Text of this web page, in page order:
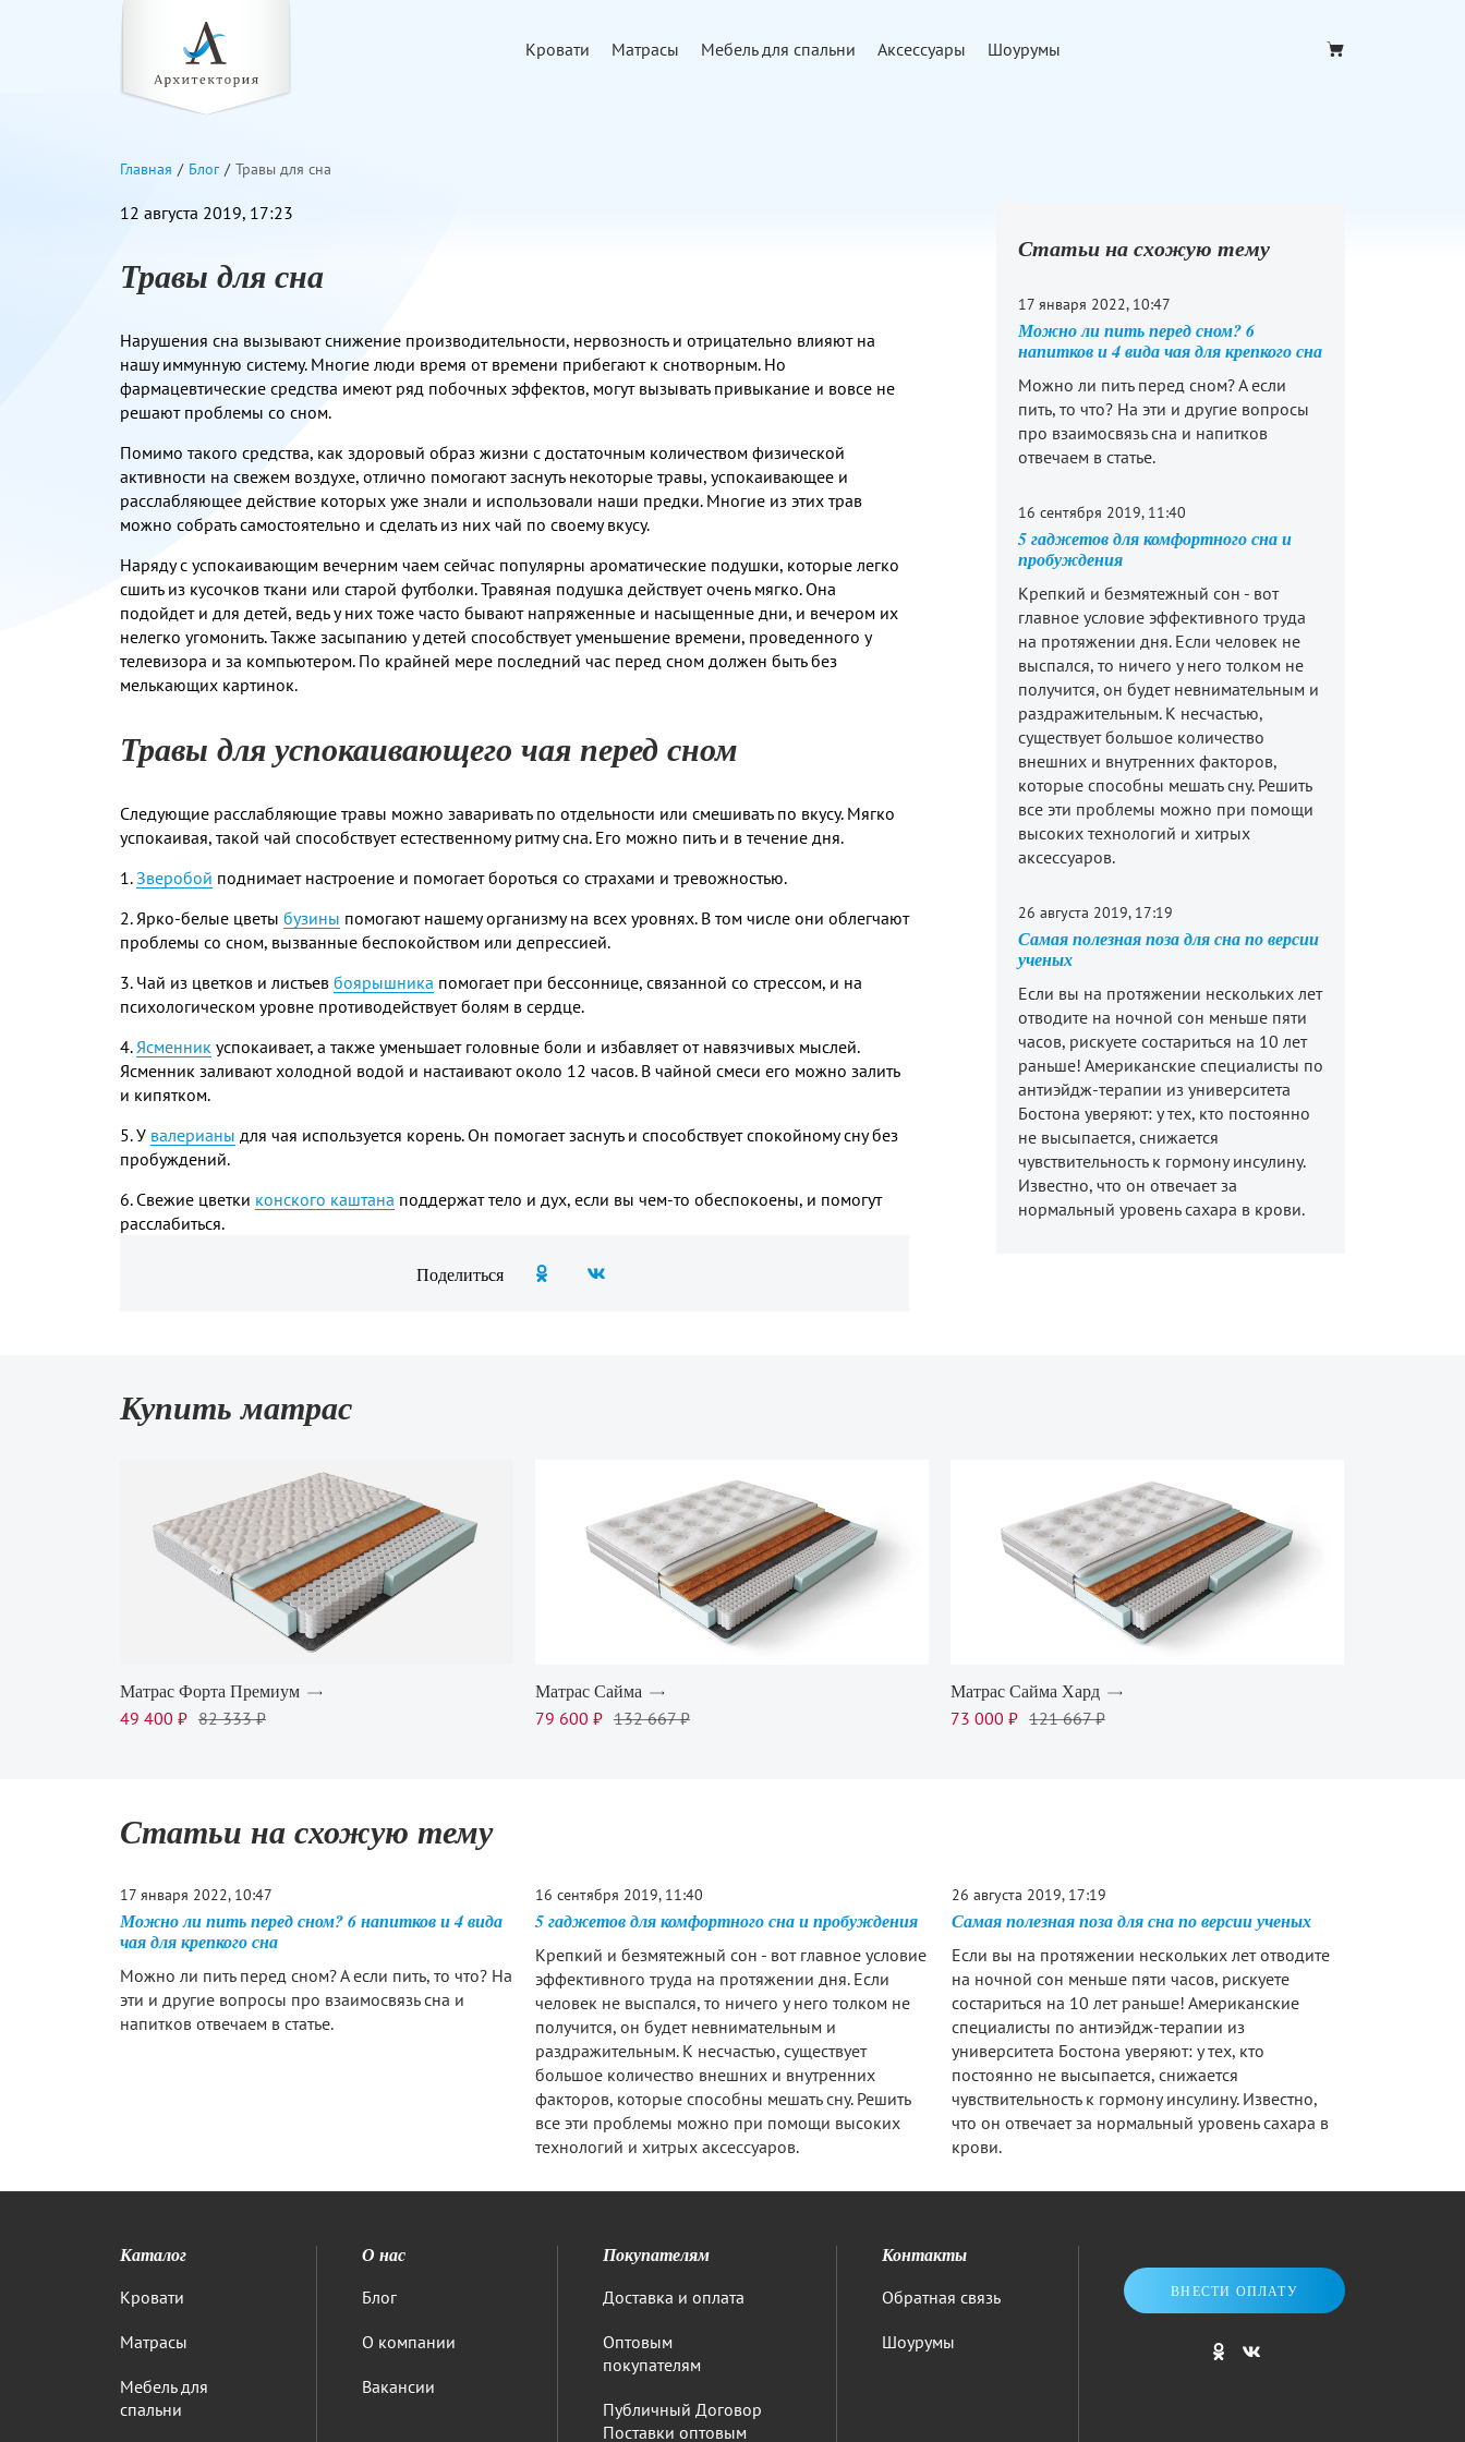
Кровати Матрасы Мебель для спальни Аксессуары Шоурумы
Главная Блог Травы для сна
12 августа 2019, 17:23
Травы для сна
Нарушения сна вызывают снижение производительности, нервозность и отрицательно влияют на
нашу иммунную систему. Многие люди время от времени прибегают к снотворным. Но
фармацевтические средства имеют ряд побочных эффектов, могут вызывать привыкание и вовсе не
решают проблемы со сном.
Помимо такого средства, как здоровый образ жизни с достаточным количеством физической
активности на свежем воздухе, отлично помогают заснуть некоторые травы, успокаивающее и
расслабляющее действие которых уже знали и использовали наши предки. Многие из этих трав
можно собрать самостоятельно и сделать из них чай по своему вкусу.
Наряду с успокаивающим вечерним чаем сейчас популярны ароматические подушки, которые легко
сшить из кусочков ткани или старой футболки. Травяная подушка действует очень мягко. Она
подойдет и для детей, ведь у них тоже часто бывают напряженные и насыщенные дни, и вечером их
нелегко угомонить. Также засыпанию у детей способствует уменьшение времени, проведенного у
телевизора и за компьютером. По крайней мере последний час перед сном должен быть без
мелькающих картинок.
Травы для успокаивающего чая перед сном
Следующие расслабляющие травы можно заваривать по отдельности или смешивать по вкусу. Мягко
успокаивая, такой чай способствует естественному ритму сна. Его можно пить и в течение дня.
1.Зверобой поднимает настроение и помогает бороться со страхами и тревожностью.
2. Ярко-белые цветы бузины помогают нашему организму на всех уровнях. В том числе они облегчают
проблемы со сном, вызванные беспокойством или депрессией.
3. Чай из цветков и листьев боярышника помогает при бессоннице, связанной со стрессом, и на
психологическом уровне противодействует болям в сердце.
4.Ясменник успокаивает, а также уменьшает головные боли и избавляет от навязчивых мыслей.
Ясменник заливают холодной водой и настаивают около 12 часов. В чайной смеси его можно залить
и кипятком.
5. У валерианы для чая используется корень. Он помогает заснуть и способствует спокойному сну без
пробуждений.
6. Свежие цветки конского каштана поддержат тело и дух, если вы чем-то обеспокоены, и помогут
расслабиться.
Поделиться
Статьи на схожую тему
17 января 2022, 10:47
Можно ли пить перед сном? 6
напитков и 4 вида чая для крепкого сна
Можно ли пить перед сном? А если
пить, то что? На эти и другие вопросы
про взаимосвязь сна и напитков
отвечаем в статье.
16 сентября 2019, 11:40
5 гаджетов для комфортного сна и
пробуждения
Крепкий и безмятежный сон - вот
главное условие эффективного труда
на протяжении дня. Если человек не
выспался, то ничего у него толком не
получится, он будет невнимательным и
раздражительным. К несчастью,
существует большое количество
внешних и внутренних факторов,
которые способны мешать сну. Решить
все эти проблемы можно при помощи
высоких технологий и хитрых
аксессуаров.
26 августа 2019, 17:19
Самая полезная поза для сна по версии
ученых
Если вы на протяжении нескольких лет
отводите на ночной сон меньше пяти
часов, рискуете состариться на 10 лет
раньше! Американские специалисты по
антиэйдж-терапии из университета
Бостона уверяют: у тех, кто постоянно
не высыпается, снижается
чувствительность к гормону инсулину.
Известно, что он отвечает за
нормальный уровень сахара в крови.
Купить матрас
Матрас Форта Премиум
49 400 ₽ 82 333 ₽
Матрас Сайма
79 600 ₽ 132 667 ₽
Матрас Сайма Хард
73 000 ₽ 121 667 ₽
Статьи на схожую тему
17 января 2022, 10:47
Можно ли пить перед сном? 6 напитков и 4 вида
чая для крепкого сна
Можно ли пить перед сном? А если пить, то что? На
эти и другие вопросы про взаимосвязь сна и
напитков отвечаем в статье.
16 сентября 2019, 11:40
5 гаджетов для комфортного сна и пробуждения
Крепкий и безмятежный сон - вот главное условие
эффективного труда на протяжении дня. Если
человек не выспался, то ничего у него толком не
получится, он будет невнимательным и
раздражительным. К несчастью, существует
большое количество внешних и внутренних
факторов, которые способны мешать сну. Решить
все эти проблемы можно при помощи высоких
технологий и хитрых аксессуаров.
26 августа 2019, 17:19
Самая полезная поза для сна по версии ученых
Если вы на протяжении нескольких лет отводите
на ночной сон меньше пяти часов, рискуете
состариться на 10 лет раньше! Американские
специалисты по антиэйдж-терапии из
университета Бостона уверяют: у тех, кто
постоянно не высыпается, снижается
чувствительность к гормону инсулину. Известно,
что он отвечает за нормальный уровень сахара в
крови.
Каталог
Кровати
Матрасы
Мебель для
спальни
О нас
Блог
О компании
Вакансии
Покупателям
Доставка и оплата
Оптовым
покупателям
Публичный Договор
Поставки оптовым
Контакты
Обратная связь
Шоурумы
ВНЕСТИ ОПЛАТУ